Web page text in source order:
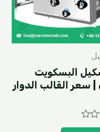
البسكويت
| سعر القالب الدوار